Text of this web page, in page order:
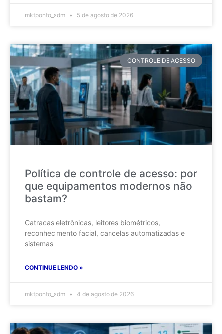
mktponto_adm 5 de agosto de 2026
CONTROLE DE ACESSO
Política de controle de acesso: por
que equipamentos modernos não
bastam?
Catracas eletrônicas, leitores biométricos,
reconhecimento facial, cancelas automatizadas e
sistemas
CONTINUE LENDO »
mktponto_adm 4 de agosto de 2026